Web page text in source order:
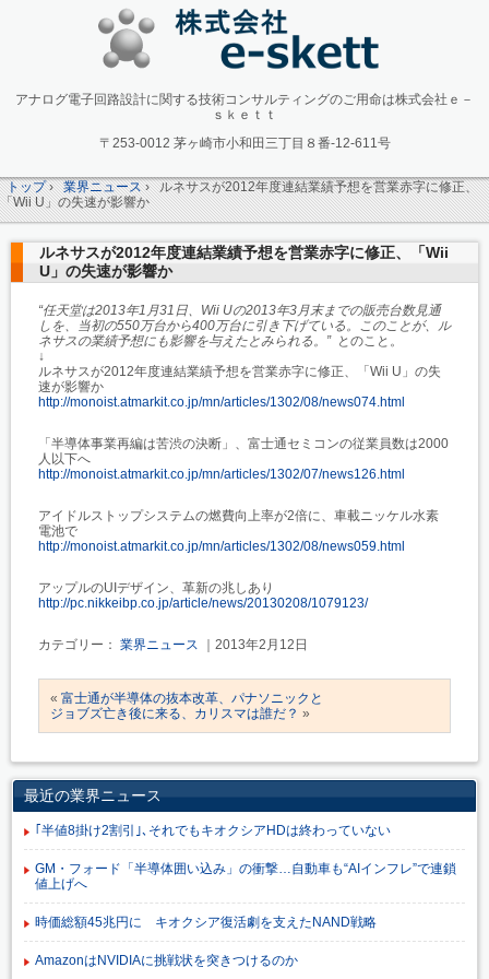
アナログ電子回路設計に関する技術コンサルティングのご用命は株式会社ｅ－
ｓｋｅｔｔ
〒253-0012 茅ヶ崎市小和田三丁目８番-12-611号
トップ› 業界ニュース› ルネサスが2012年度連結業績予想を営業赤字に修正、
「Wii U」の失速が影響か
ルネサスが2012年度連結業績予想を営業赤字に修正、「Wii
U」の失速が影響か
“任天堂は2013年1月31日、Wii Uの2013年3月末までの販売台数見通
しを、当初の550万台から400万台に引き下げている。このことが、ル
ネサスの業績予想にも影響を与えたとみられる。” とのこと。
↓
ルネサスが2012年度連結業績予想を営業赤字に修正、「Wii U」の失
速が影響か
http://monoist.atmarkit.co.jp/mn/articles/1302/08/news074.html
「半導体事業再編は苦渋の決断」、富士通セミコンの従業員数は2000
人以下へ
http://monoist.atmarkit.co.jp/mn/articles/1302/07/news126.html
アイドルストップシステムの燃費向上率が2倍に、車載ニッケル水素
電池で
http://monoist.atmarkit.co.jp/mn/articles/1302/08/news059.html
アップルのUIデザイン、革新の兆しあり
http://pc.nikkeibp.co.jp/article/news/20130208/1079123/
カテゴリー： 業界ニュース ｜2013年2月12日
« 富士通が半導体の抜本改革、パナソニックと
ジョブズ亡き後に来る、カリスマは誰だ？ »
最近の業界ニュース
｢半値8掛け2割引｣､それでもキオクシアHDは終わっていない
GM・フォード「半導体囲い込み」の衝撃…自動車も“AIインフレ”で連鎖
値上げへ
時価総額45兆円に キオクシア復活劇を支えたNAND戦略
AmazonはNVIDIAに挑戦状を突きつけるのか